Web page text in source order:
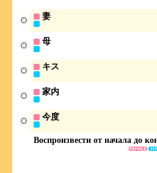
Воспроизвести от начала до
妻
母
キス
家内
今度